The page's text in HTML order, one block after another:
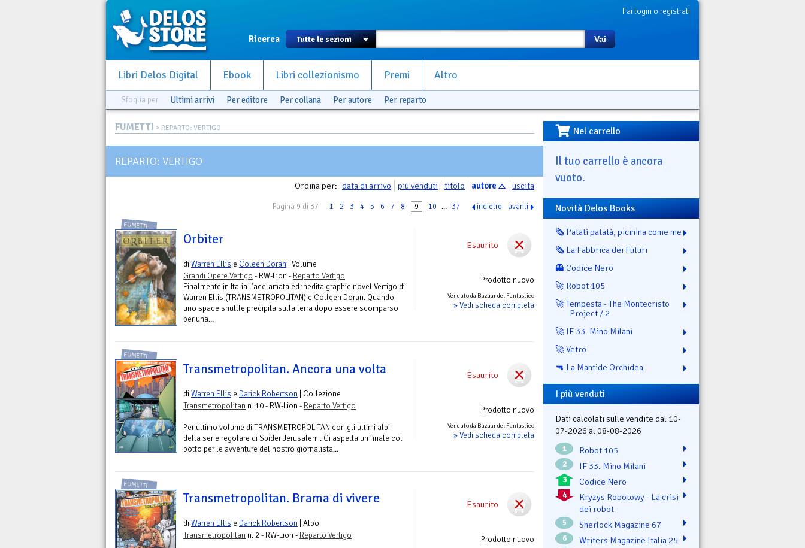
Fai login o registrati
Ricerca Vai
Libri Delos Digital Ebook Libri collezionismo Premi Altro
Sfoglia per Ultimi arrivi Per editore Per collana Per autore Per reparto
FUMETTI > REPARTO: VERTIGO
REPARTO: VERTIGO
Ordina per: data di arrivo più venduti titolo autore uscita
Pagina 9 di 37 1 2 3 4 5 6 7 8 9 10 ... 37 indietro avanti
Esaurito
Prodotto nuovo
Venduto da Bazaar del Fantastico
» Vedi scheda completa
FUMETTI
Orbiter
diWarren Ellis e Coleen Doran | Volume
Grandi Opere Vertigo - RW-Lion - Reparto Vertigo
Finalmente in Italia l'acclamata ed inedita graphic novel Vertigo di
Warren Ellis (TRANSMETROPOLITAN) e Colleen Doran. Quando
uno space shuttle precipita sulla terra dopo essere scomparso
per una...
Esaurito
Prodotto nuovo
Venduto da Bazaar del Fantastico
» Vedi scheda completa
FUMETTI
Transmetropolitan. Ancora una volta
diWarren Ellis e Darick Robertson | Collezione
Transmetropolitan n. 10 - RW-Lion - Reparto Vertigo
Penultimo volume di TRANSMETROPOLITAN con gli ultimi albi
della serie regolare di Spider Jerusalem . Ci aspetta un finale col
botto per le avventure del nostro giornalista...
Esaurito
Prodotto nuovo
FUMETTI
Transmetropolitan. Brama di vivere
diWarren Ellis e Darick Robertson | Albo
Transmetropolitan n. 2 - RW-Lion - Reparto Vertigo
Nel carrello
Il tuo carrello è ancora
vuoto.
Novità Delos Books
🗞️ Patatì patatà, picinina come me
🗞️ La Fabbrica dei Futuri
👻 Codice Nero
🚀 Robot 105
🚀 Tempesta - The Montecristo
Project / 2
🚀 IF 33. Mino Milani
🚀 Vetro
🔫 La Mantide Orchidea
I più venduti
Dati calcolati sulle vendite dal 10-
07-2026 al 08-08-2026
1 Robot 105
2 IF 33. Mino Milani
3 Codice Nero
4
Kryzys Robotowy - La crisi
dei robot
5 Sherlock Magazine 67
6 Writers Magazine Italia 25